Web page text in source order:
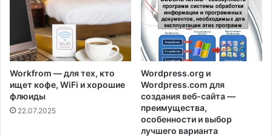
Workfrom — для тех, кто
ищет кофе, WiFi и хорошие
флюиды
22.07.2025
Wordpress.org и
Wordpress.com для
создания веб-сайта —
преимущества,
особенности и выбор
лучшего варианта